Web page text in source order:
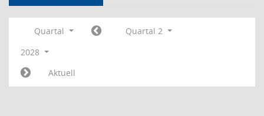
Quartal
Quartal 2
2028
Aktuell